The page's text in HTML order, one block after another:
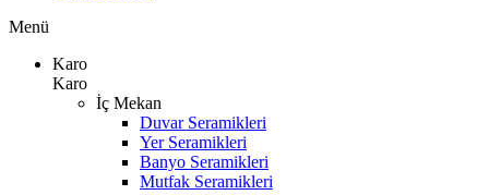
Menü
Karo
Karo
İç Mekan
Duvar Seramikleri
Yer Seramikleri
Banyo Seramikleri
Mutfak Seramikleri